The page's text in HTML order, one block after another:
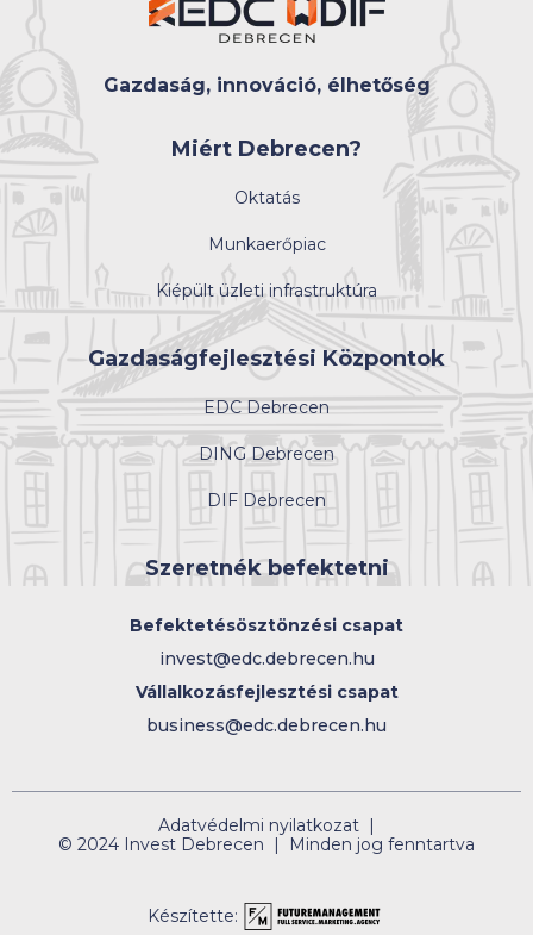
Gazdaság, innováció, élhetőség
Miért Debrecen?
Oktatás
Munkaerőpiac
Kiépült üzleti infrastruktúra
Gazdaságfejlesztési Központok
EDC Debrecen
DING Debrecen
DIF Debrecen
Szeretnék befektetni
Befektetésösztönzési csapat
invest@edc.debrecen.hu
Vállalkozásfejlesztési csapat
business@edc.debrecen.hu
Adatvédelmi nyilatkozat |
© 2024 Invest Debrecen | Minden jog fenntartva
Készítette: